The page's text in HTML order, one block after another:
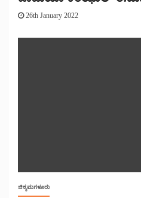
26th January 2022
ಚಿಕ್ಕಮಗಳೂರು